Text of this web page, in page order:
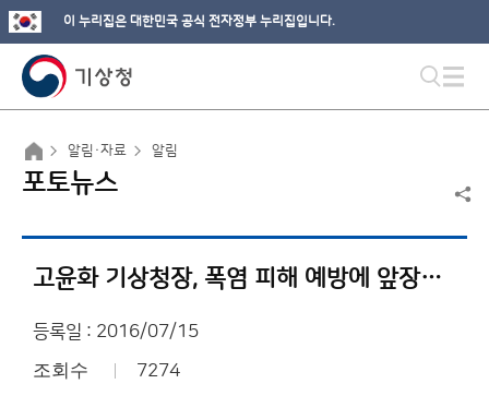
이 누리집은 대한민국 공식 전자정부 누리집입니다.
알림·자료 알림
포토뉴스
고윤화 기상청장, 폭염 피해 예방에 앞장서다!
등록일 : 2016/07/15
조회수 7274